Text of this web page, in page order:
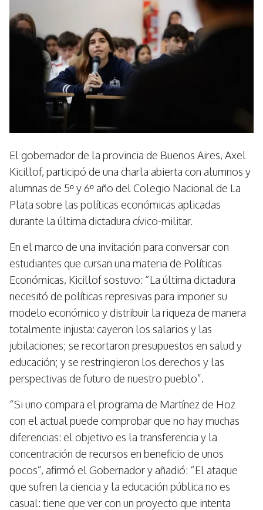
El gobernador de la provincia de Buenos Aires, Axel
Kicillof, participó de una charla abierta con alumnos y
alumnas de 5º y 6º año del Colegio Nacional de La
Plata sobre las políticas económicas aplicadas
durante la última dictadura cívico-militar.
En el marco de una invitación para conversar con
estudiantes que cursan una materia de Políticas
Económicas, Kicillof sostuvo: “La última dictadura
necesitó de políticas represivas para imponer su
modelo económico y distribuir la riqueza de manera
totalmente injusta: cayeron los salarios y las
jubilaciones; se recortaron presupuestos en salud y
educación; y se restringieron los derechos y las
perspectivas de futuro de nuestro pueblo”.
“Si uno compara el programa de Martínez de Hoz
con el actual puede comprobar que no hay muchas
diferencias: el objetivo es la transferencia y la
concentración de recursos en beneficio de unos
pocos”, afirmó el Gobernador y añadió: “El ataque
que sufren la ciencia y la educación pública no es
casual: tiene que ver con un proyecto que intenta